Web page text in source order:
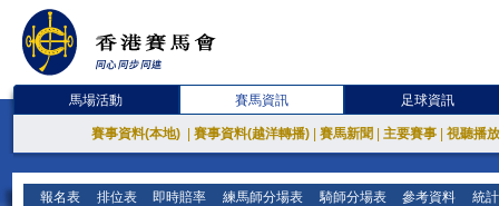
馬場活動 賽馬資訊 足球資訊
賽事資料(本地) 賽事資料(越洋轉播) 賽馬新聞 主要賽事 視聽播
報名表 排位表 即時賠率 練馬師分場表 騎師分場表 參考資料 統